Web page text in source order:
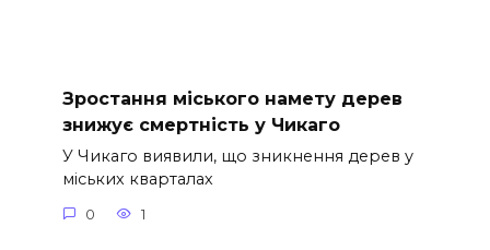
Зростання міського намету дерев
знижує смертність у Чикаго
У Чикаго виявили, що зникнення дерев у
міських кварталах
0 1